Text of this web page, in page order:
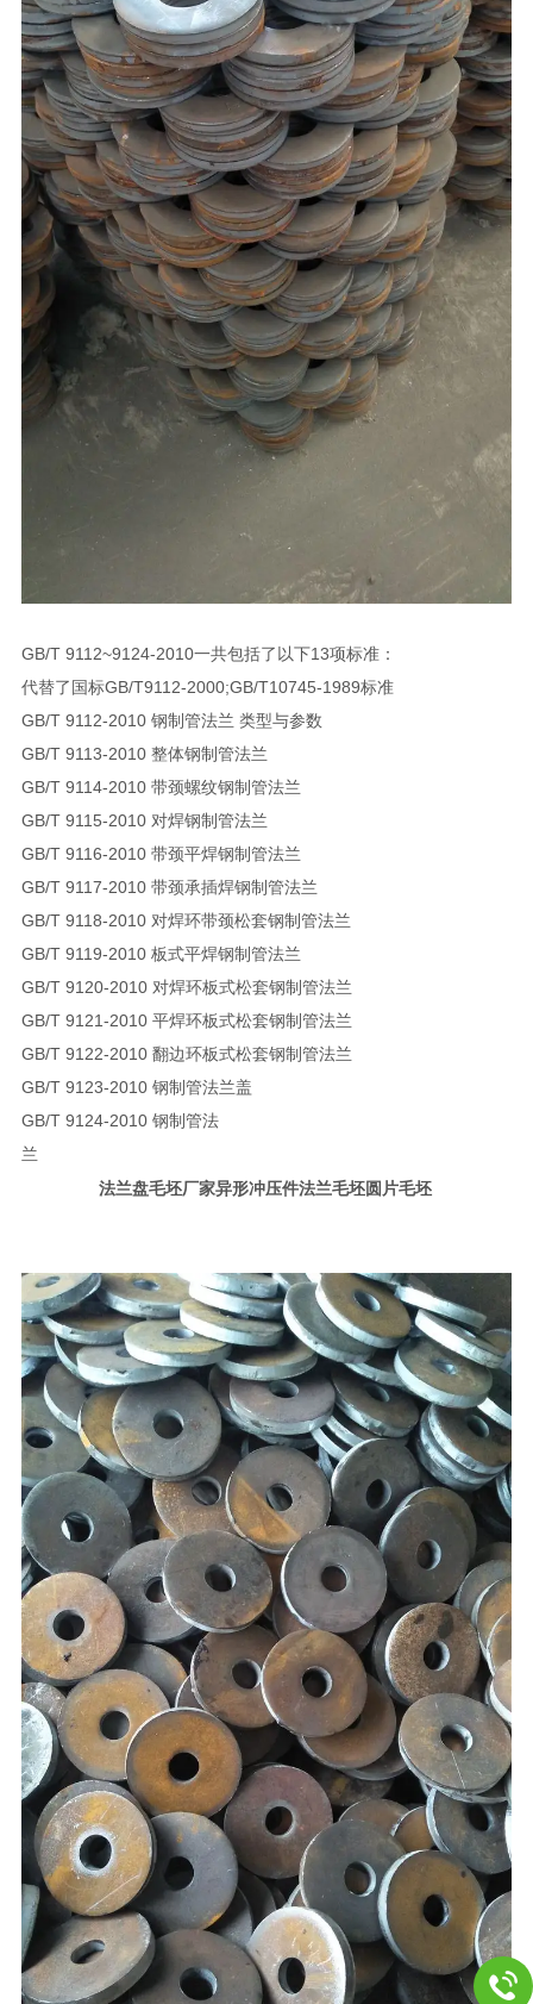
GB/T 9112~9124-2010一共包括了以下13项标准：
代替了国标GB/T9112-2000;GB/T10745-1989标准
GB/T 9112-2010 钢制管法兰 类型与参数
GB/T 9113-2010 整体钢制管法兰
GB/T 9114-2010 带颈螺纹钢制管法兰
GB/T 9115-2010 对焊钢制管法兰
GB/T 9116-2010 带颈平焊钢制管法兰
GB/T 9117-2010 带颈承插焊钢制管法兰
GB/T 9118-2010 对焊环带颈松套钢制管法兰
GB/T 9119-2010 板式平焊钢制管法兰
GB/T 9120-2010 对焊环板式松套钢制管法兰
GB/T 9121-2010 平焊环板式松套钢制管法兰
GB/T 9122-2010 翻边环板式松套钢制管法兰
GB/T 9123-2010 钢制管法兰盖
GB/T 9124-2010 钢制管法
兰
法兰盘毛坯厂家异形冲压件法兰毛坯圆片毛坯